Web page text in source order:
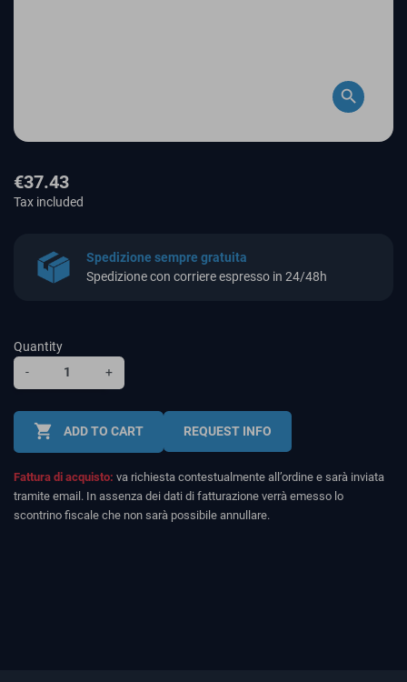
search
€37.43
Tax included
Spedizione sempre gratuita
Spedizione con corriere espresso in 24/48h
Quantity
-
+
shopping_cart ADD TO CART REQUEST INFO
Fattura di acquisto: va richiesta contestualmente all’ordine e sarà inviata
tramite email. In assenza dei dati di fatturazione verrà emesso lo
scontrino fiscale che non sarà possibile annullare.